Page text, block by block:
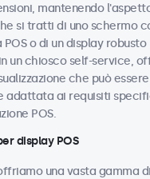
mantenendo
si tratti di uno schermo
POS o di un display robusto
un chiosco self-service,
che può essere
adattata ai requisiti
POS.
display POS
una vasta gamma